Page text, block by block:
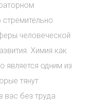
человеческой
Химия как
является одним из
тянут
вас без труда